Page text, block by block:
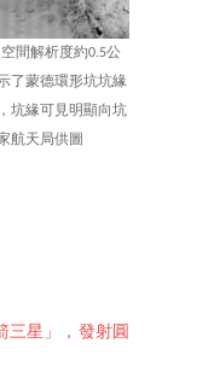
間解析度約0.5公
了蒙德環形坑坑緣
坑緣可見明顯向坑
航天局供圖
三星」，發射圓